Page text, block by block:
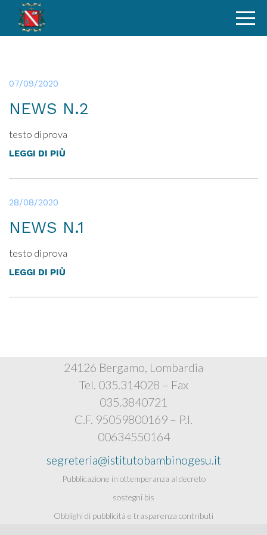
07/09/2020
NEWS N.2
testo di prova
LEGGI DI PIÙ
28/08/2020
NEWS N.1
testo di prova
LEGGI DI PIÙ
24126 Bergamo, Lombardia
Tel. 035.314028 – Fax
035.3840721
C.F. 95059800169 – P.I.
00634550164
segreteria@istitutobambinogesu.it
Pubblicazione in ottemperanza al decreto
sostegni bis
Obblighi di pubblicità e trasparenza contributi